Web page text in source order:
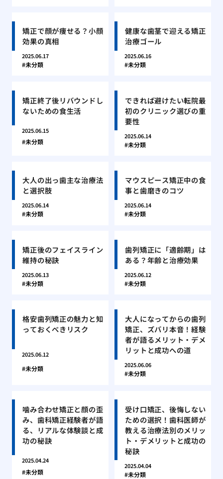
矯正で顔が痩せる？小顔
効果の真相
2025.06.17
未分類
健康な歯茎で迎える矯正
治療ゴール
2025.06.16
未分類
矯正終了後リバウンドし
ないための食生活
2025.06.15
未分類
できれば避けたい転院最
初のクリニック選びの重
要性
2025.06.14
未分類
大人の出っ歯主な治療法
と選択肢
2025.06.14
未分類
マウスピース矯正中の食
事と歯磨きのコツ
2025.06.14
未分類
矯正後のフェイスライン
維持の秘訣
2025.06.13
未分類
歯列矯正に「適齢期」は
ある？年齢と治療効果
2025.06.12
未分類
格安歯列矯正の魅力と知
っておくべきリスク
2025.06.12
未分類
大人になってからの歯列
矯正、ズバリ本音！経験
者が語るメリット・デメ
リットと成功への道
2025.06.06
未分類
噛み合わせ矯正と顔の歪
み、歯科矯正経験者が語
る、リアルな体験談と成
功の秘訣
2025.04.24
未分類
受け口矯正、後悔しない
ための選択！歯科医師が
教える治療法別のメリッ
ト・デメリットと成功の
秘訣
2025.04.04
未分類